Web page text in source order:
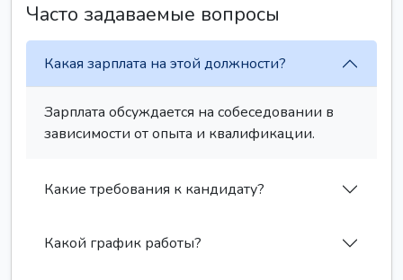
Часто задаваемые вопросы
Какая зарплата на этой должности?
Зарплата обсуждается на собеседовании в
зависимости от опыта и квалификации.
Какие требования к кандидату?
Какой график работы?